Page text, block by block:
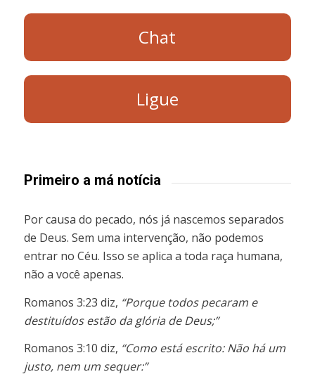
Chat
Ligue
Primeiro a má notícia
Por causa do pecado, nós já nascemos separados
de Deus. Sem uma intervenção, não podemos
entrar no Céu. Isso se aplica a toda raça humana,
não a você apenas.
Romanos 3:23 diz, “Porque todos pecaram e
destituídos estão da glória de Deus;”
Romanos 3:10 diz, “Como está escrito: Não há um
justo, nem um sequer:”